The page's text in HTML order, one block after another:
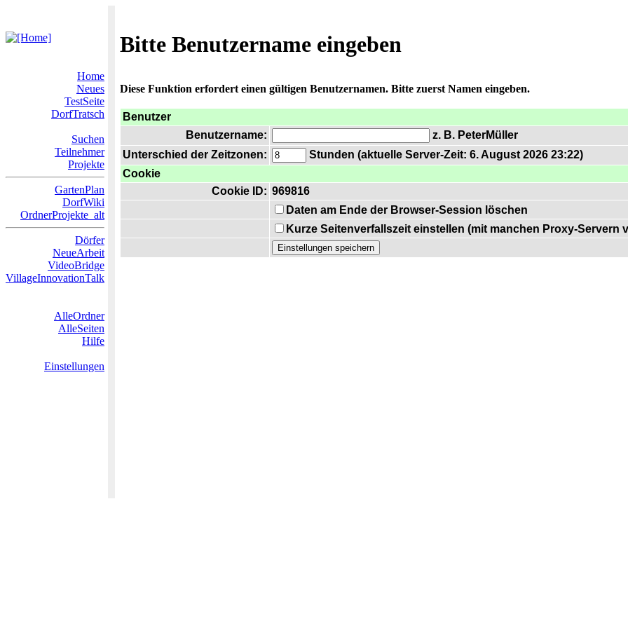
Bitte Benutzername eingeben
Home
Neues
TestSeite
DorfTratsch
Suchen
Teilnehmer
Projekte
GartenPlan
DorfWiki
OrdnerProjekte_alt
Dörfer
NeueArbeit
VideoBridge
VillageInnovationTalk
AlleOrdner
AlleSeiten
Hilfe
Einstellungen
Diese Funktion erfordert einen gültigen Benutzernamen. Bitte zuerst Namen eingeben.
Benutzer
Benutzername:
z. B. PeterMüller
Unterschied der Zeitzonen:
Stunden (aktuelle Server-Zeit: 6. August 2026 23:22)
Cookie
Cookie ID: 969816
Daten am Ende der Browser-Session löschen
Kurze Seitenverfallszeit einstellen (mit manchen Proxy-Servern